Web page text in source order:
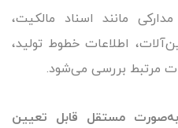
مانند اسناد مالکیت،
اطلاعات خطوط تولید،
مرتبط بررسی می‌شود.
مستقل قابل تعیین